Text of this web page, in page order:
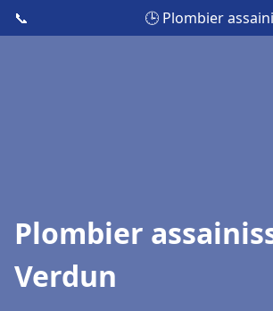
📞 🕒 Plombier
Plombier
Verdun